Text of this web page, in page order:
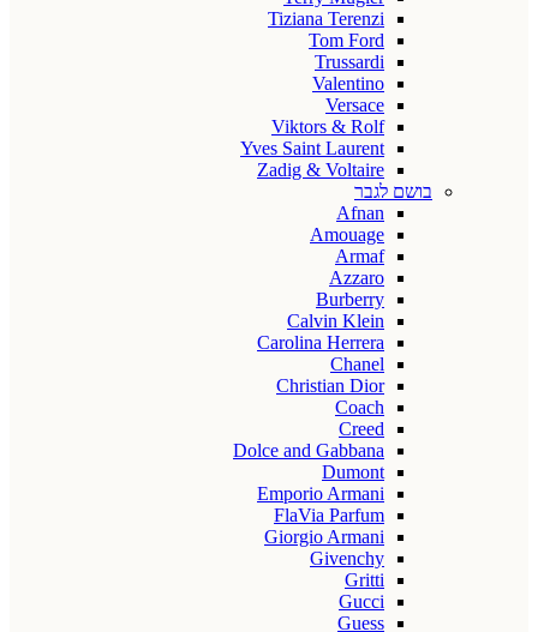
Tiziana Terenzi
Tom Ford
Trussardi
Valentino
Versace
Viktors & Rolf
Yves Saint Laurent
Zadig & Voltaire
בושם לגבר
Afnan
Amouage
Armaf
Azzaro
Burberry
Calvin Klein
Carolina Herrera
Chanel
Christian Dior
Coach
Creed
Dolce and Gabbana
Dumont
Emporio Armani
FlaVia Parfum
Giorgio Armani
Givenchy
Gritti
Gucci
Guess